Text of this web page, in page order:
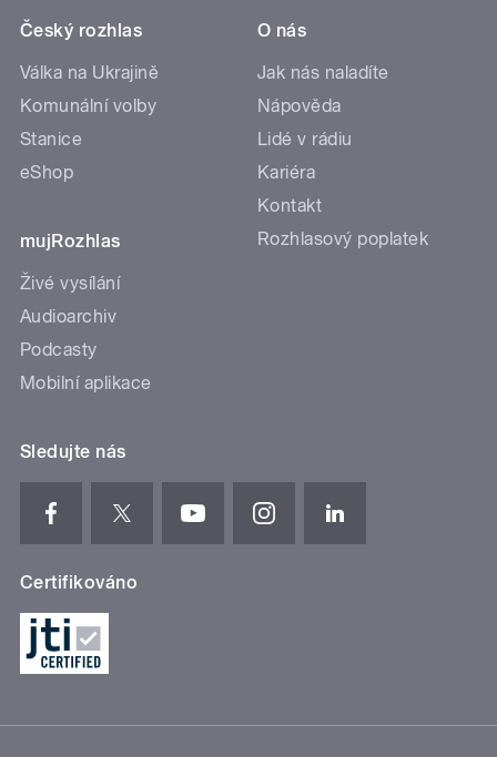
Český rozhlas
Válka na Ukrajině
Komunální volby
Stanice
eShop
mujRozhlas
Živé vysílání
Audioarchiv
Podcasty
Mobilní aplikace
O nás
Jak nás naladíte
Nápověda
Lidé v rádiu
Kariéra
Kontakt
Rozhlasový poplatek
Sledujte nás
Certifikováno